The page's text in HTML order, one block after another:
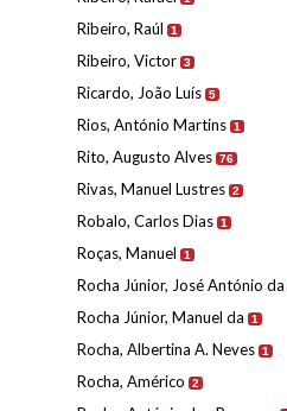
Ribeiro, Raúl 1
Ribeiro, Victor 3
Ricardo, João Luís 5
Rios, António Martins 1
Rito, Augusto Alves 76
Rivas, Manuel Lustres 2
Robalo, Carlos Dias 1
Roças, Manuel 1
Rocha Júnior, José António da
Rocha Júnior, Manuel da 1
Rocha, Albertina A. Neves 1
Rocha, Américo 2